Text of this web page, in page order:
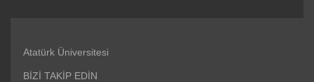
Atatürk Üniversitesi
BİZİ TAKİP EDİN